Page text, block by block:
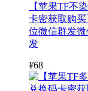
【苹果TF不
卡密获取购
位微信群发
发
¥68